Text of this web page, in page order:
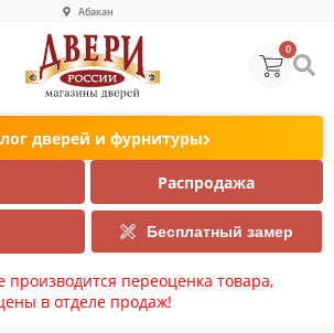
Абакан
0
дверей и фурнитуры
Распродажа
Бесплатный замер
переоценка товара,
в отделе продаж!